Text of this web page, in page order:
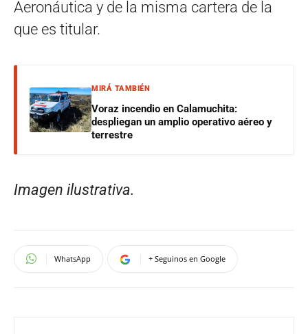
Aeronáutica y de la misma cartera de la
que es titular.
MIRÁ TAMBIÉN
Voraz incendio en Calamuchita:
despliegan un amplio operativo aéreo y
terrestre
Imagen ilustrativa.
WhatsApp + Seguinos en Google